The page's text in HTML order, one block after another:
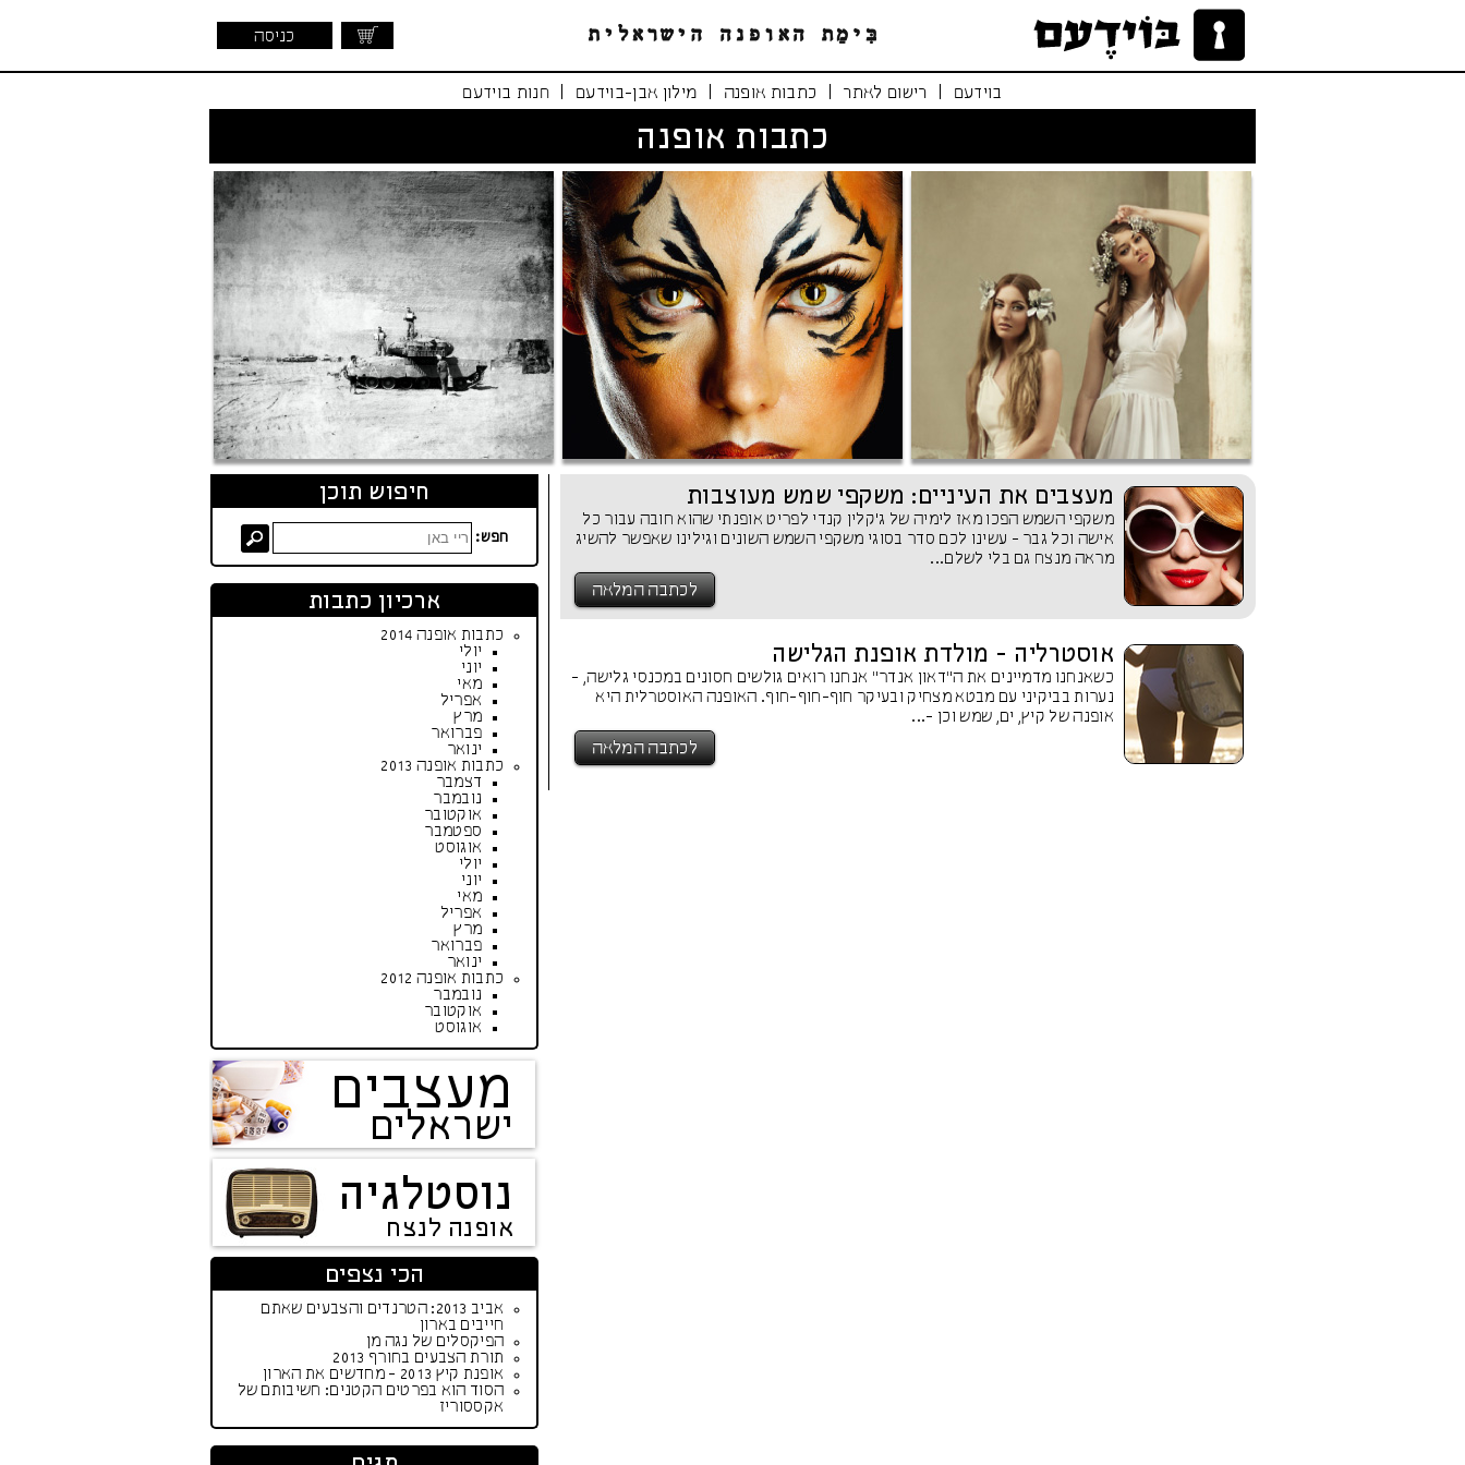
כניסה
בוידעם רישום לאתר כתבות אופנה מילון אבן-בוידעם חנות בוידעם
כתבות אופנה
לו הייתי אפרודיטי
מעצבים את העיניים: משקפי שמש מעוצבות
משקפי השמש הפכו מאז לימיה של ג'קלין קנדי לפריט אופנתי שהוא חובה עבור כל
אישה וכל גבר - עשינו לכם סדר בסוגי משקפי השמש השונים וגילינו שאפשר להשיג
מראה מנצח גם בלי לשלם...
לכתבה המלאה
אוסטרליה - מולדת אופנת הגלישה
כשאנחנו מדמיינים את ה"דאון אנדר" אנחנו רואים גולשים חסונים במכנסי גלישה, -
נערות בביקיני עם מבטא מצחיק ובעיקר חוף-חוף-חוף. האופנה האוסטרלית היא
אופנה של קיץ, ים, שמש וכן -...
לכתבה המלאה
חיפוש תוכן
חפש:
ארכיון כתבות
כתבות אופנה 2014
יולי
יוני
מאי
אפריל
מרץ
פברואר
ינואר
כתבות אופנה 2013
דצמבר
נובמבר
אוקטובר
ספטמבר
אוגוסט
יולי
יוני
מאי
אפריל
מרץ
פברואר
ינואר
כתבות אופנה 2012
נובמבר
אוקטובר
אוגוסט
מעצבים
ישראלים
נוסטלגיה
אופנה לנצח
הכי נצפים
אביב 2013: הטרנדים והצבעים שאתם
חייבים בארון
הפיקסלים של נגה מן
תורת הצבעים בחורף 2013
אופנת קיץ 2013 - מחדשים את הארון
הסוד הוא בפרטים הקטנים: חשיבותם של
אקססוריז